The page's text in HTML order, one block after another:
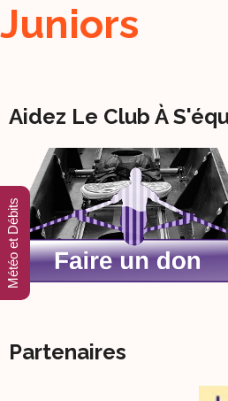
Juniors
Aidez Le Club À
Partenaires
Météo et Débits